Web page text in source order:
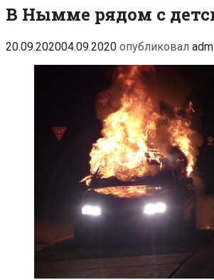
для
школы
Иоанна
Богослова
В Нымме рядом с
20.09.202004.09.2020 опубликовал